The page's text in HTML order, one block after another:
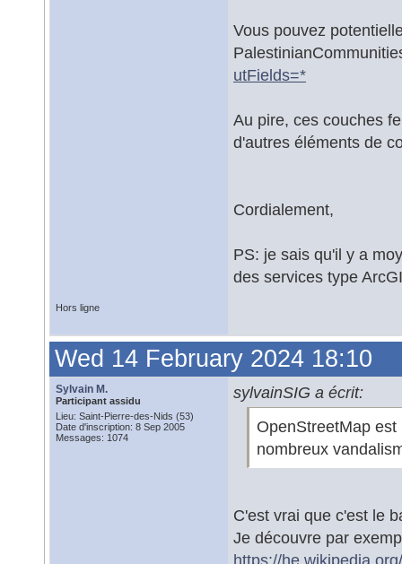
Vous pouvez
utFields=*
Au pire, ces couches
d'autres éléments de
Cordialement,
PS: je sais qu'il y a
des services type
Hors ligne
Wed 14 February 2024 18:10
Sylvain M.
Participant assidu
Lieu: Saint-Pierre-des-Nids (53)
Date d'inscription: 8 Sep 2005
Messages: 1074
sylvainSIG a écrit:
OpenStreetMap
nombreux
C'est vrai que c'est le
Je découvre par
https://